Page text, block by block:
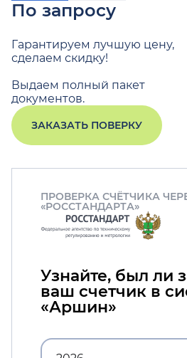
По запросу
Гарантируем лучшую цену,
сделаем скидку!
Выдаем полный пакет
документов.
ЗАКАЗАТЬ ПОВЕРКУ
ПРОВЕРКА СЧЁТЧИКА
«РОССТАНДАРТА»
Узнайте, был ли
ваш счетчик в
«Аршин»